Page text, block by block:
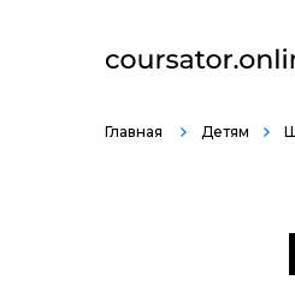
Главная Детям